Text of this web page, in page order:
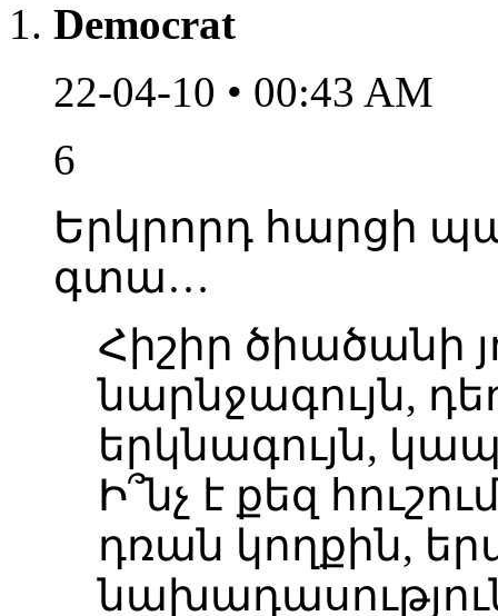
Democrat
22-04-10 • 00:43 AM
6
Երկրորդ հարցի
գտա…
Հիշիր ծիածանի
նարնջագույն,
երկնագույն,
Ի՞նչ է քեզ
դռան կողքին,